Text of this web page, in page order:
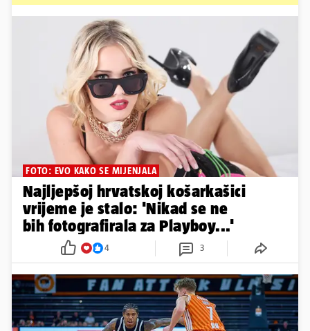
FOTO: EVO KAKO SE MIJENJALA
Najljepšoj hrvatskoj košarkašici
vrijeme je stalo: 'Nikad se ne
bih fotografirala za Playboy...'
4 3